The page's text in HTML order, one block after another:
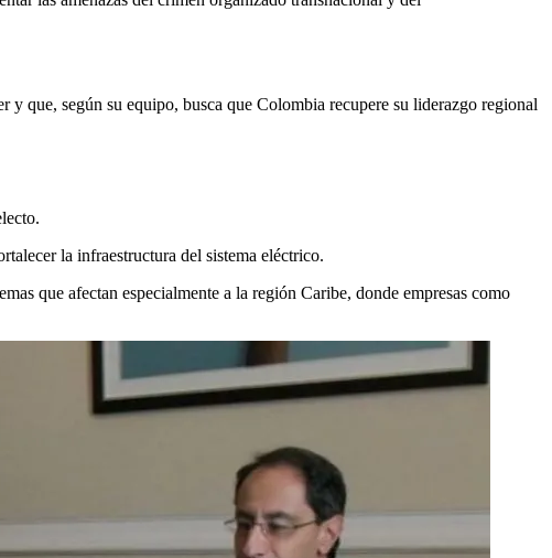
y que, según su equipo, busca que Colombia recupere su liderazgo regional
la infraestructura del sistema eléctrico.
que afectan especialmente a la región Caribe, donde empresas como